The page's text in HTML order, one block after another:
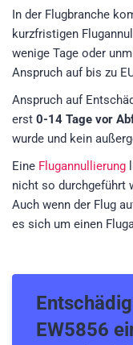
In der Flugbranche
kurzfristigen
wenige Tage oder
Anspruch auf bis zu
Anspruch auf
erst 0-14 Tage vor
wurde und kein
Eine Flugannullierung
nicht so durchgeführt
Auch wenn der Flug
es sich um einen
EW5856